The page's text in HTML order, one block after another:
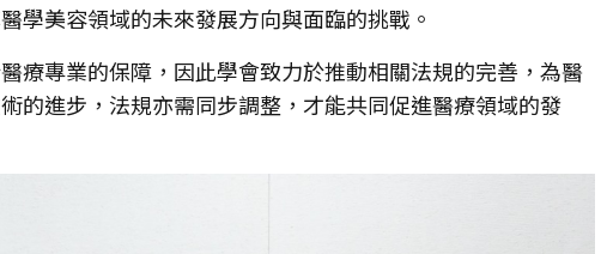
學美容領域的未來發展方向與面臨的挑戰。
療專業的保障，因此學會致力於推動相關法規的完善，為醫
的進步，法規亦需同步調整，才能共同促進醫療領域的發